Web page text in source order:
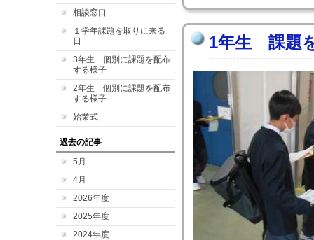
相談窓口
１学年課題を取りに来る
日
3年生 個別に課題を配布
する様子
2年生 個別に課題を配布
する様子
始業式
過去の記事
5月
4月
2026年度
2025年度
2024年度
1年生 課題